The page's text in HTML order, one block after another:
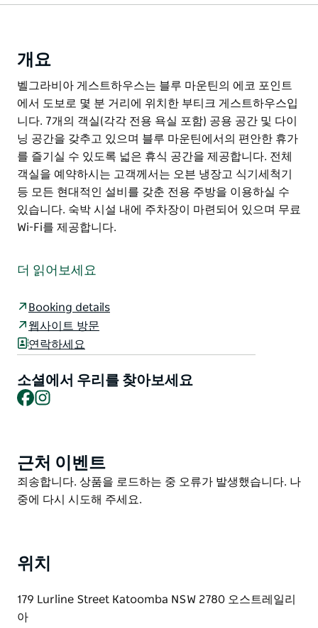
개요
벨그라비아 게스트하우스는 블루 마운틴의 에코 포인트
에서 도보로 몇 분 거리에 위치한 부티크 게스트하우스입
니다. 7개의 객실(각각 전용 욕실 포함) 공용 공간 및 다이
닝 공간을 갖추고 있으며 블루 마운틴에서의 편안한 휴가
를 즐기실 수 있도록 넓은 휴식 공간을 제공합니다. 전체
객실을 예약하시는 고객께서는 오븐 냉장고 식기세척기
등 모든 현대적인 설비를 갖춘 전용 주방을 이용하실 수
있습니다. 숙박 시설 내에 주차장이 마련되어 있으며 무료
Wi-Fi를 제공합니다.
에서 도보로 몇 분 거리에 위치한 부티크 게스트하우스입
를 즐기실 수 있도록 넓은 휴식 공간을 제공합니다.
전체 객실을 예약하시는 고객께서는 오븐 냉장고 식기세
척기 등 모든 현대적인 설비를 갖춘 전용 주방을 이용하실
수 있습니다.
숙박 시설 내에 주차장이 마련되어 있으며 무료 Wi-Fi를
더 읽어보세요
Booking details
웹사이트 방문
연락하세요
소셜에서 우리를 찾아보세요
Facebook
Product
List
근처 이벤트
Product
List
죄송합니다. 상품을 로드하는 중 오류가 발생했습니다. 나
중에 다시 시도해 주세요.
위치
179 Lurline Street Katoomba NSW 2780 오스트레일리
아